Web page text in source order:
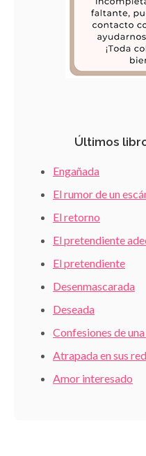
Últimos
Engañada
El rumor de un
El retorno
El pretendiente
El pretendiente
Desenmascarada
Deseada
Confesiones de
Atrapada en sus
Amor interesado